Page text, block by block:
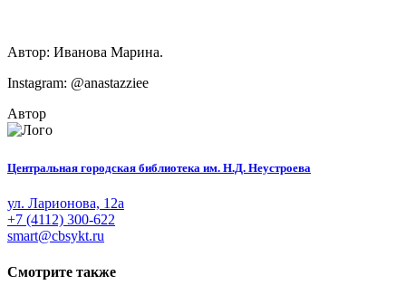
Автор: Иванова Марина.
Instagram: @anastazziee
Автор
Центральная городская библиотека им. Н.Д. Неустроева
ул. Ларионова, 12а
+7 (4112) 300-622
smart@cbsykt.ru
Смотрите также